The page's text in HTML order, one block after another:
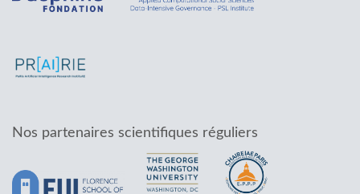
Nos partenaires scientifiques réguliers